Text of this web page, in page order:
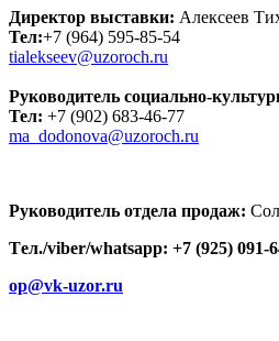
Директор выставки: Алексеев
Тел:+7 (964) 595-85-54
tialekseev@uzoroch.ru
Руководитель социально-
Тел: +7 (902) 683-46-77
ma_dodonova@uzoroch.ru
Руководитель отдела продаж:
Tел./viber/whatsapp: +7 (925) 091-
op@vk-uzor.ru